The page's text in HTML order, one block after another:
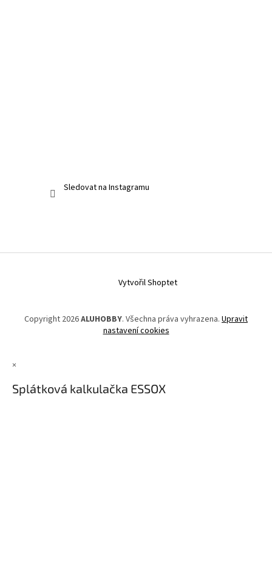
Sledovat na Instagramu
Vytvořil Shoptet
Copyright 2026ALUHOBBY. Všechna práva vyhrazena. Upravit
nastavení cookies
×
Splátková kalkulačka ESSOX